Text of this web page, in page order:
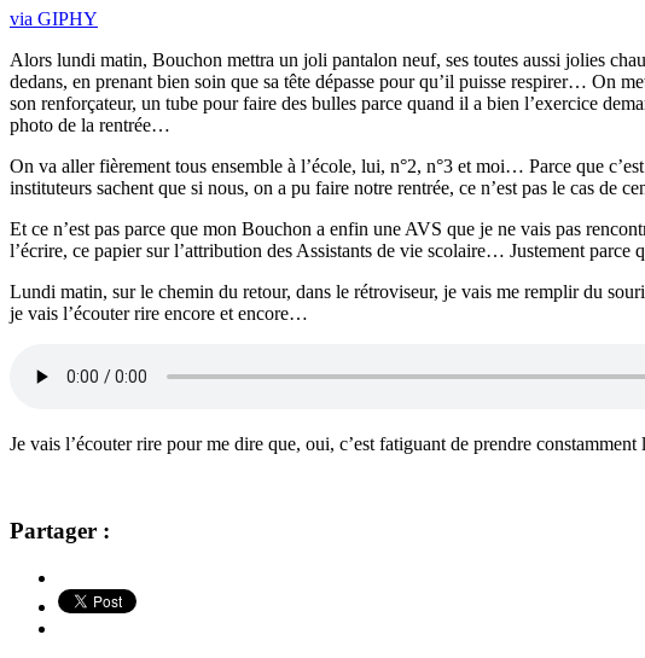
via GIPHY
Alors lundi matin, Bouchon mettra un joli pantalon neuf, ses toutes aussi jolies
dedans, en prenant bien soin que sa tête dépasse pour qu’il puisse respirer… On
son renforçateur, un tube pour faire des bulles parce quand il a bien l’exercice
photo de la rentrée…
On va aller fièrement tous ensemble à l’école, lui, n°2, n°3 et moi… Parce que
instituteurs sachent que si nous, on a pu faire notre rentrée, ce n’est pas le cas de
Et ce n’est pas parce que mon Bouchon a enfin une AVS que je ne vais pas
l’écrire, ce papier sur l’attribution des Assistants de vie scolaire… Justement parce
Lundi matin, sur le chemin du retour, dans le rétroviseur, je vais me remplir du
je vais l’écouter rire encore et encore…
Je vais l’écouter rire pour me dire que, oui, c’est fatiguant de prendre
Partager :